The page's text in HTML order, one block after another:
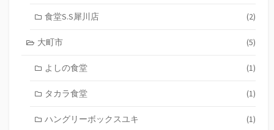
食堂S.S犀川店 (2)
大町市 (5)
よしの食堂 (1)
タカラ食堂 (1)
ハングリーボックスユキ (1)